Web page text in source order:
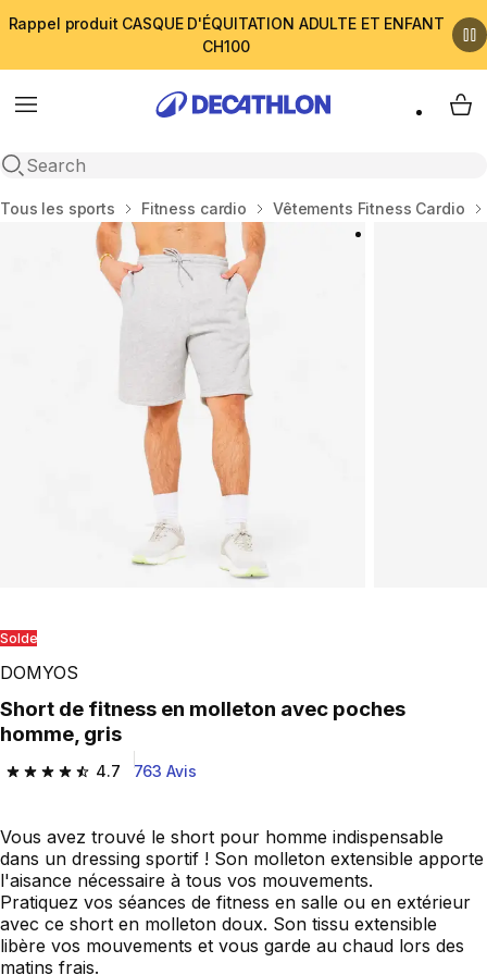
Rappel produit CASQUE D'ÉQUITATION ADULTE ET ENFANT
CH100
Menu
Open search
My
Accueil
Tous les sports Fitness cardio Vêtements Fitness Cardio
Play Video
Solde
DOMYOS
Short de fitness en molleton avec poches
homme, gris
4.7
4.7 out of 5 stars from 763 reviews
763 Avis
Vous avez trouvé le short pour homme indispensable
dans un dressing sportif ! Son molleton extensible apporte
l'aisance nécessaire à tous vos mouvements.
Pratiquez vos séances de fitness en salle ou en extérieur
avec ce short en molleton doux. Son tissu extensible
libère vos mouvements et vous garde au chaud lors des
matins frais.